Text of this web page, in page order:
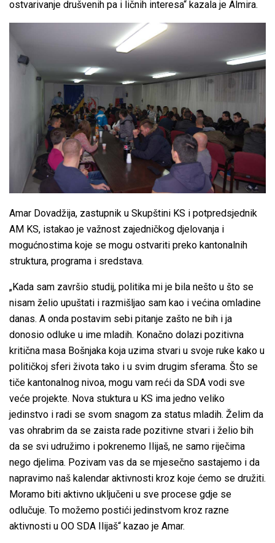
ostvarivanje drušvenih pa i ličnih interesa“ kazala je Almira.
Amar Dovadžija, zastupnik u Skupštini KS i potpredsjednik
AM KS, istakao je važnost zajedničkog djelovanja i
mogućnostima koje se mogu ostvariti preko kantonalnih
struktura, programa i sredstava.
„Kada sam završio studij, politika mi je bila nešto u što se
nisam želio upuštati i razmišljao sam kao i većina omladine
danas. A onda postavim sebi pitanje zašto ne bih i ja
donosio odluke u ime mladih. Konačno dolazi pozitivna
kritična masa Bošnjaka koja uzima stvari u svoje ruke kako u
političkoj sferi života tako i u svim drugim sferama. Što se
tiče kantonalnog nivoa, mogu vam reći da SDA vodi sve
veće projekte. Nova stuktura u KS ima jedno veliko
jedinstvo i radi se svom snagom za status mladih. Želim da
vas ohrabrim da se zaista rade pozitivne stvari i želio bih
da se svi udružimo i pokrenemo Ilijaš, ne samo riječima
nego djelima. Pozivam vas da se mjesečno sastajemo i da
napravimo naš kalendar aktivnosti kroz koje ćemo se družiti.
Moramo biti aktivno uključeni u sve procese gdje se
odlučuje. To možemo postići jedinstvom kroz razne
aktivnosti u OO SDA Ilijaš“ kazao je Amar.